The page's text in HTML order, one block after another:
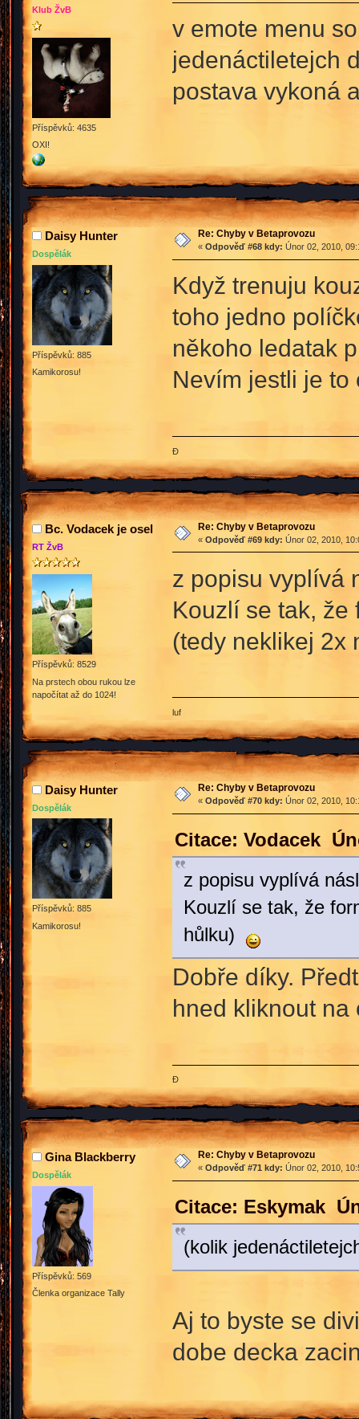
Klub ŽvB
Příspěvků: 4635
OXI!
v emote menu
jedenáctiletejch
postava vykoná
Daisy Hunter
Dospělák
Příspěvků: 885
Kamikorosu!
Re: Chyby v Betaprovozu
« Odpověď #68 kdy: Únor 02, 2010,
Když trenuju
toho jedno
někoho ledatak
Nevím jestli je
Đ
Bc. Vodacek je osel
RT ŽvB
Příspěvků: 8529
Na prstech obou rukou lze
napočítat až do 1024!
Re: Chyby v Betaprovozu
« Odpověď #69 kdy: Únor 02, 2010,
z popisu vyplívá
Kouzlí se tak, že
(tedy neklikej
luf
Daisy Hunter
Dospělák
Příspěvků: 885
Kamikorosu!
Re: Chyby v Betaprovozu
« Odpověď #70 kdy: Únor 02, 2010,
Citace: Vodacek
z popisu vyplívá
Kouzlí se tak, že
hůlku)
Dobře díky.
hned kliknout na
Đ
Gina Blackberry
Dospělák
Příspěvků: 569
Členka organizace Tally
Re: Chyby v Betaprovozu
« Odpověď #71 kdy: Únor 02, 2010,
Citace: Eskymak
(kolik
Aj to byste se
dobe decka